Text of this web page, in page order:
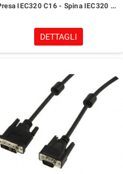
Presa IEC320 C16 - Spina IEC320 C15
DETTAGLI